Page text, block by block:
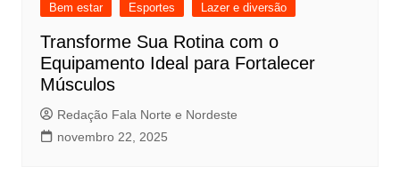
Bem estar Esportes Lazer e diversão
Transforme Sua Rotina com o
Equipamento Ideal para Fortalecer
Músculos
Redação Fala Norte e Nordeste
novembro 22, 2025